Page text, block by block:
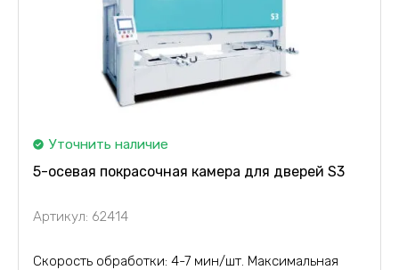
Уточнить наличие
5-осевая покрасочная камера для дверей S3
Артикул: 62414
Скорость обработки: 4-7 мин/шт. Максимальная